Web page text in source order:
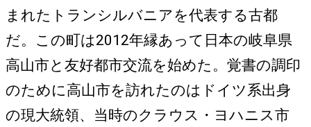
まれたトランシルバニアを代表する古都
だ。この町は2012年縁あって日本の岐阜県
高山市と友好都市交流を始めた。覚書の調印
のために高山市を訪れたのはドイツ系出身
の現大統領、当時のクラウス・ヨハニス市